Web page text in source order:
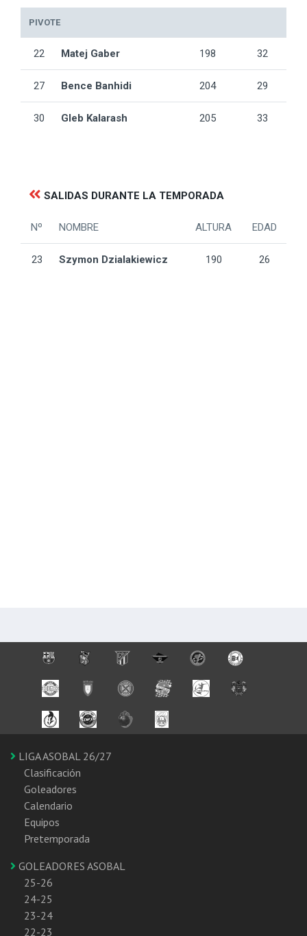
PIVOTE
22 Matej Gaber 198 32
27 Bence Banhidi 204 29
30 Gleb Kalarash 205 33
SALIDAS DURANTE LA TEMPORADA
Nº NOMBRE ALTURA EDAD
23 Szymon Dzialakiewicz 190 26
LIGA ASOBAL 26/27
Clasificación
Goleadores
Calendario
Equipos
Pretemporada
GOLEADORES ASOBAL
25-26
24-25
23-24
22-23